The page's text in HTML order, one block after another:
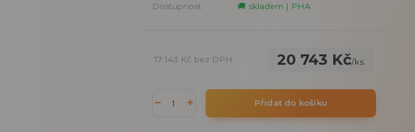
Dostupnost 🚚 skladem | PHA
20 743 Kč/ks
17 143 Kč bez DPH
Přidat do košíku